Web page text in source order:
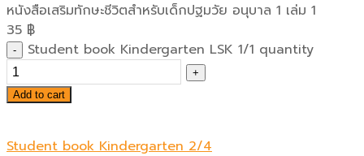
หนังสือเสริมทักษะชีวิตสำหรับเด็กปฐมวัย อนุบาล 1 เล่ม 1
35 ฿
Student book Kindergarten LSK 1/1 quantity
Add to cart
Student book Kindergarten 2/4